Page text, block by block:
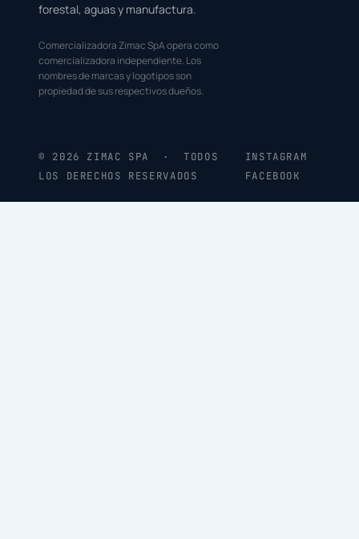
forestal, aguas y manufactura.
Comercializadora Zimac SpA opera como
comercializadora independiente. Los
nombres de marcas y logotipos son
propiedad de sus respectivos dueños.
© 2026 ZIMAC SPA · TODOS
LOS DERECHOS RESERVADOS
INSTAGRAM
FACEBOOK